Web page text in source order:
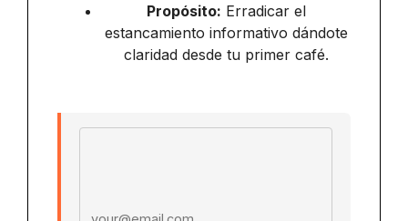
Propósito: Erradicar el
estancamiento informativo dándote
claridad desde tu primer café.